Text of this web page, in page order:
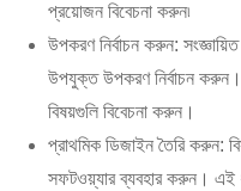
প্রয়োজন বিবেচনা করুন৷
উপকরণ নির্বাচন করুন:
উপযুক্ত উপকরণ নির্বাচন
বিষয়গুলি বিবেচনা করুন।
প্রাথমিক ডিজাইন তৈরি করুন:
সফটওয়্যার ব্যবহার করুন।